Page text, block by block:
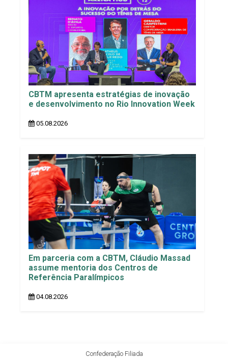
CBTM apresenta estratégias de inovação
e desenvolvimento no Rio Innovation Week
05.08.2026
Em parceria com a CBTM, Cláudio Massad
assume mentoria dos Centros de
Referência Paralímpicos
04.08.2026
Confederação Filiada